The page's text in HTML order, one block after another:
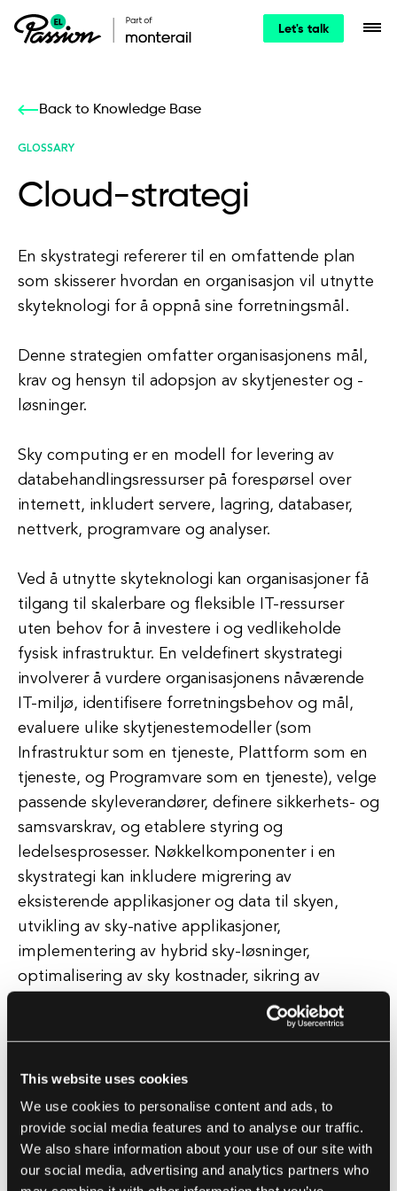
This website uses cookies
We use cookies to personalise content and ads, to
provide social media features and to analyse our traffic.
We also share information about your use of our site with
our social media, advertising and analytics partners who
Let's talk
Back to Knowledge Base
GLOSSARY
Cloud-strategi
En skystrategi refererer til en omfattende plan
som skisserer hvordan en organisasjon vil utnytte
skyteknologi for å oppnå sine forretningsmål.
Denne strategien omfatter organisasjonens mål,
krav og hensyn til adopsjon av skytjenester og -
løsninger.
Sky computing er en modell for levering av
databehandlingsressurser på forespørsel over
internett, inkludert servere, lagring, databaser,
nettverk, programvare og analyser.
Ved å utnytte skyteknologi kan organisasjoner få
tilgang til skalerbare og fleksible IT-ressurser
uten behov for å investere i og vedlikeholde
fysisk infrastruktur. En veldefinert skystrategi
involverer å vurdere organisasjonens nåværende
IT-miljø, identifisere forretningsbehov og mål,
evaluere ulike skytjenestemodeller (som
Infrastruktur som en tjeneste, Plattform som en
tjeneste, og Programvare som en tjeneste), velge
passende skyleverandører, definere sikkerhets- og
samsvarskrav, og etablere styring og
ledelsesprosesser. Nøkkelkomponenter i en
skystrategi kan inkludere migrering av
eksisterende applikasjoner og data til skyen,
utvikling av sky-native applikasjoner,
implementering av hybrid sky-løsninger,
optimalisering av sky kostnader, sikring av
databeskyttelse og personvern, og fremme
samarbeid og innovasjon innen organisasjonen.
organisasjonens overordnede forretningsstrategi
og digitaliseringsinitiativer.
Den bør gjøre det mulig for organisasjonen å
utnytte fordelene med sky computing, som